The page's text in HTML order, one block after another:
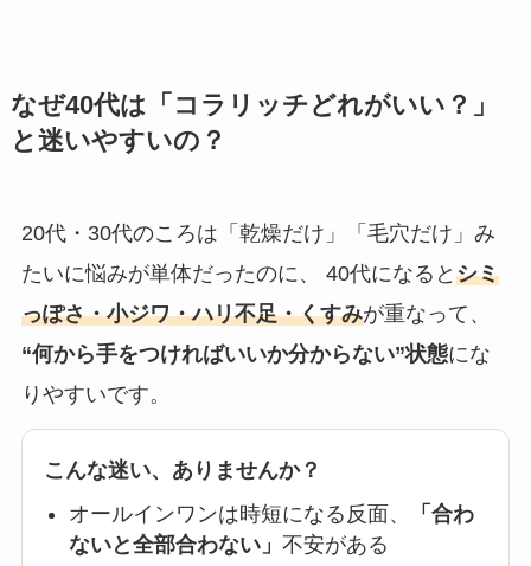
なぜ40代は「コラリッチどれがいい？」
と迷いやすいの？
20代・30代のころは「乾燥だけ」「毛穴だけ」み
たいに悩みが単体だったのに、 40代になると シミ
っぽさ・小ジワ・ハリ不足・くすみが重なって、
“何から手をつければいいか分からない”状態にな
りやすいです。
こんな迷い、ありませんか？
オールインワンは時短になる反面、
「合わ
ないと全部合わない」不安がある